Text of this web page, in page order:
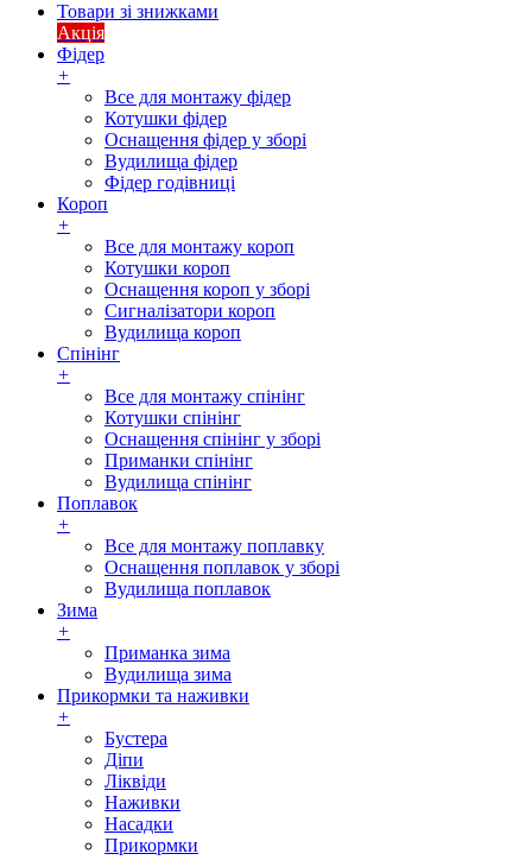
Товари зі знижками
Акція
Фідер
+
Все для монтажу фідер
Котушки фідер
Оснащення фідер у зборі
Вудилища фідер
Фідер годівниці
Короп
+
Все для монтажу короп
Котушки короп
Оснащення короп у зборі
Сигналізатори короп
Вудилища короп
Спінінг
+
Все для монтажу спінінг
Котушки спінінг
Оснащення спінінг у зборі
Приманки спінінг
Вудилища спінінг
Поплавок
+
Все для монтажу поплавку
Оснащення поплавок у зборі
Вудилища поплавок
Зима
+
Приманка зима
Вудилища зима
Прикормки та наживки
+
Бустера
Діпи
Ліквіди
Наживки
Насадки
Прикормки